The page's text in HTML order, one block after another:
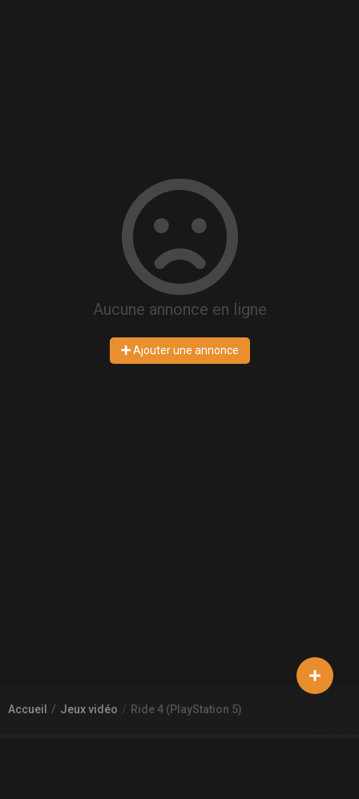
Aucune annonce en ligne
Ajouter une annonce
Accueil Jeux vidéo Ride 4 (PlayStation 5)